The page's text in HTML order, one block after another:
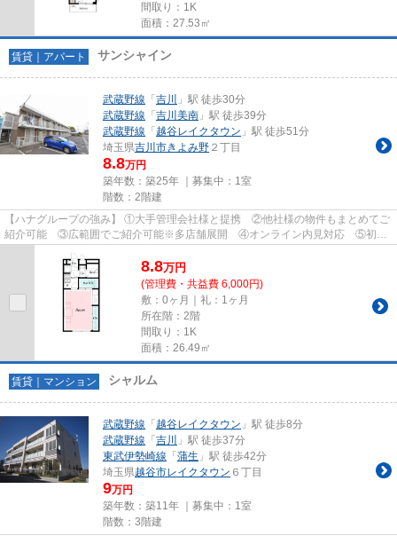
間取り：1K
面積：27.53㎡
賃貸｜アパート サンシャイン
武蔵野線 「 吉川
」駅 徒歩30分
武蔵野線 「 吉川美南 」駅 徒歩39分
武蔵野線 「 越谷レイクタウン 」駅 徒歩51分
埼玉県吉川市きよみ野 ２丁目
8.8万円
築年数：築25年 ｜募集中： 1室
階数：2階建
【ハナグループの強み】 ①大手管理会社様と提携 ②他社様の物件もまとめてご
紹介可能 ③広範囲でご紹介可能※多店舗展開 ④オンライン内見対応 ⑤初期
8.8万円
(管理費・共益費 6,000円)
敷：0ヶ月｜礼：1ヶ月
所在階：2階
間取り：1K
面積：26.49㎡
賃貸｜マンション シャルム
武蔵野線 「 越谷レイクタウン 」駅 徒歩8分
武蔵野線 「 吉川
」駅 徒歩37分
東武伊勢崎線 「 蒲生 」駅 徒歩42分
埼玉県越谷市レイクタウン ６丁目
9万円
築年数：築11年 ｜募集中： 1室
階数：3階建